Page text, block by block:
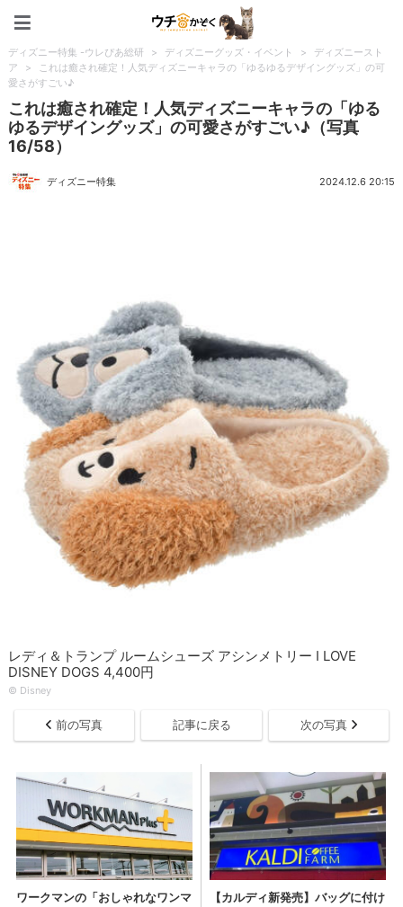
ディズニー特集 -ウレぴあ総研 > ディズニーグッズ・イベント >
ディズニースト
ア
>
これは癒され確定！人気ディズニーキャラの「ゆるゆるデザイングッズ」の可
愛さがすごい♪
これは癒され確定！人気ディズニーキャラの「ゆる
ゆるデザイングッズ」の可愛さがすごい♪（写真
16/58）
ディズニー特集 2024.12.6 20:15
レディ＆トランプ ルームシューズ アシンメトリー I LOVE
DISNEY DOGS 4,400円
© Disney
前の写真 記事に戻る 次の写真